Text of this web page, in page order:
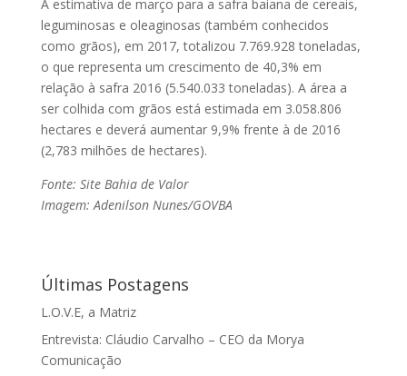
A estimativa de março para a safra baiana de cereais,
leguminosas e oleaginosas (também conhecidos
como grãos), em 2017, totalizou 7.769.928 toneladas,
o que representa um crescimento de 40,3% em
relação à safra 2016 (5.540.033 toneladas). A área a
ser colhida com grãos está estimada em 3.058.806
hectares e deverá aumentar 9,9% frente à de 2016
(2,783 milhões de hectares).
Fonte: Site Bahia de Valor
Imagem: Adenilson Nunes/GOVBA
Últimas Postagens
L.O.V.E, a Matriz
Entrevista: Cláudio Carvalho – CEO da Morya
Comunicação